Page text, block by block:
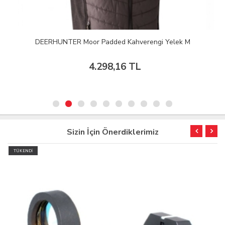
DEERHUNTER Moor Padded Kahverengi Yelek M
4.298,16 TL
Sizin İçin Önerdiklerimiz
TÜKENDİ